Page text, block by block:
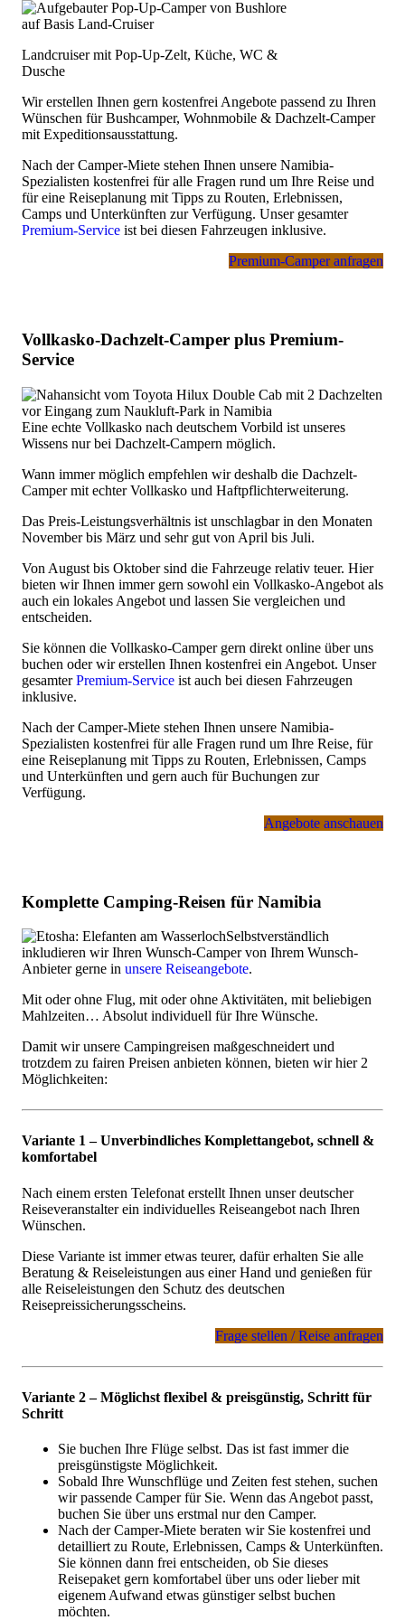
So können wir Ihnen die passenden Anbieter für Ihren Urlaub
empfehlen und – auf Wunsch – gern auch ein Angebot
Die Mietwagenberatung wird meist direkt durch unsere
Whatsapp-Telefonat, E-Mail oder Chat.
Gebühr:
30 Euro – wird angerechnet, falls Sie später einen Mietwagen
über uns buchenoderkostenfrei im Rahmen unseres
Selbstbucher-Service.
Landcruiser mit Pop-Up-Zelt, Küche, WC &
Dusche
Wir erstellen Ihnen gern kostenfrei Angebote passend zu Ihren
Wünschen für Bushcamper, Wohnmobile & Dachzelt-Camper
mit Expeditionsausstattung.
Nach der Camper-Miete stehen Ihnen unsere Namibia-
Spezialisten kostenfrei für alle Fragen rund um Ihre Reise und
für eine Reiseplanung mit Tipps zu Routen, Erlebnissen,
Camps und Unterkünften zur Verfügung. Unser gesamter
Premium-Service ist bei diesen Fahrzeugen inklusive.
Premium-Camper anfragen
Vollkasko-Dachzelt-Camper plus Premium-
Service
Eine echte Vollkasko nach deutschem Vorbild ist unseres
Wissens nur bei Dachzelt-Campern möglich.
Wann immer möglich empfehlen wir deshalb die Dachzelt-
Camper mit echter Vollkasko und Haftpflichterweiterung.
Das Preis-Leistungsverhältnis ist unschlagbar in den Monaten
November bis März und sehr gut von April bis Juli.
Von August bis Oktober sind die Fahrzeuge relativ teuer. Hier
bieten wir Ihnen immer gern sowohl ein Vollkasko-Angebot als
auch ein lokales Angebot und lassen Sie vergleichen und
entscheiden.
Sie können die Vollkasko-Camper gern direkt online über uns
buchen oder wir erstellen Ihnen kostenfrei ein Angebot. Unser
gesamterPremium-Service ist auch bei diesen Fahrzeugen
inklusive.
Nach der Camper-Miete stehen Ihnen unsere Namibia-
Spezialisten kostenfrei für alle Fragen rund um Ihre Reise, für
eine Reiseplanung mit Tipps zu Routen, Erlebnissen, Camps
und Unterkünften und gern auch für Buchungen zur
Verfügung.
Angebote anschauen
Komplette Camping-Reisen für Namibia
Selbstverständlich
inkludieren wir Ihren Wunsch-Camper von Ihrem Wunsch-
Anbieter gerne in unsere Reiseangebote.
Mit oder ohne Flug, mit oder ohne Aktivitäten, mit beliebigen
Mahlzeiten… Absolut individuell für Ihre Wünsche.
Damit wir unsere Campingreisen maßgeschneidert und
trotzdem zu fairen Preisen anbieten können, bieten wir hier 2
Möglichkeiten:
Variante 1 – Unverbindliches Komplettangebot, schnell &
komfortabel
Nach einem ersten Telefonat erstellt Ihnen unser deutscher
Reiseveranstalter ein individuelles Reiseangebot nach Ihren
Wünschen.
Diese Variante ist immer etwas teurer, dafür erhalten Sie alle
Beratung & Reiseleistungen aus einer Hand und genießen für
alle Reiseleistungen den Schutz des deutschen
Reisepreissicherungsscheins.
Frage stellen / Reise anfragen
Variante 2 – Möglichst flexibel & preisgünstig, Schritt für
Schritt
Sie buchen Ihre Flüge selbst. Das ist fast immer die
preisgünstigste Möglichkeit.
Sobald Ihre Wunschflüge und Zeiten fest stehen, suchen
wir passende Camper für Sie. Wenn das Angebot passt,
buchen Sie über uns erstmal nur den Camper.
Nach der Camper-Miete beraten wir Sie kostenfrei und
detailliert zu Route, Erlebnissen, Camps & Unterkünften.
Sie können dann frei entscheiden, ob Sie dieses
Reisepaket gern komfortabel über uns oder lieber mit
eigenem Aufwand etwas günstiger selbst buchen
möchten.